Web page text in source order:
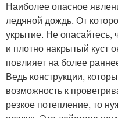
Наиболее опасное
ледяной дождь. От
укрытие. Не опасайтесь,
и плотно накрытый куст
повлияет на более
Ведь конструкции,
возможность к
резкое потепление, то